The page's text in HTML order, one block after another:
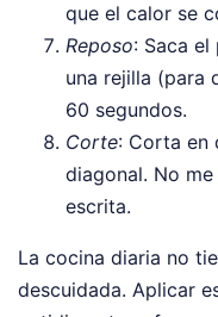
que el calor se
Reposo: Saca
una rejilla (para
60 segundos.
Corte: Corta en
diagonal. No
escrita.
La cocina diaria no
descuidada. Aplicar